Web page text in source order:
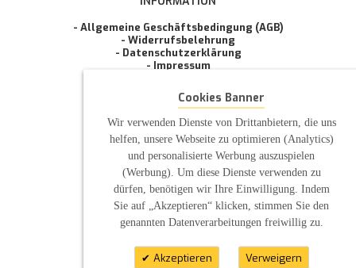
- Allgemeine Geschäftsbedingung (AGB)
- Widerrufsbelehrung
- Datenschutzerklärung
- Impressum
E-Mail: infos@sp-kerzen.de
Cookies Banner
Wir verwenden Dienste von Drittanbietern, die uns
helfen, unsere Webseite zu optimieren (Analytics)
und personalisierte Werbung auszuspielen
(Werbung). Um diese Dienste verwenden zu
dürfen, benötigen wir Ihre Einwilligung. Indem
Sie auf „Akzeptieren“ klicken, stimmen Sie den
genannten Datenverarbeitungen freiwillig zu.
Akzeptieren Verweigern